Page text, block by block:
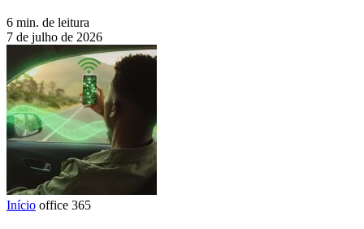
6 min. de leitura
7 de julho de 2026
Início office 365